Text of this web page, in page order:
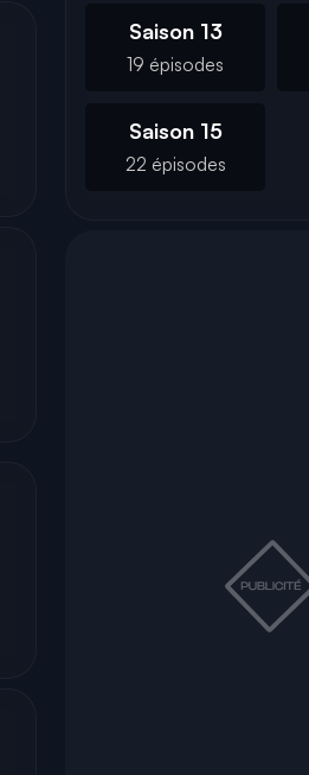
Saison 13
19 épisodes
Saison 15
22 épisodes